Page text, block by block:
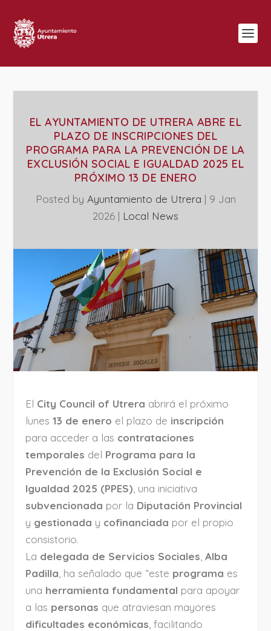
EL AYUNTAMIENTO DE UTRERA ABRE EL
PLAZO DE INSCRIPCIONES DEL
PROGRAMA PARA LA PREVENCIÓN DE LA
EXCLUSIÓN SOCIAL E IGUALDAD 2025 EL
PRÓXIMO 13 DE ENERO
Posted by Ayuntamiento de Utrera | 9 Jan
2026 | Local News
El City Council of Utrera abrirá el próximo
lunes13 de enero el plazo de inscripción
para acceder a las contrataciones
temporales del Programa para la
Prevención de la Exclusión Social e
Igualdad 2025 (PPES) , una iniciativa
subvencionada por la Diputación Provincial
y gestionada y cofinanciada por el propio
consistorio.
La delegada de Servicios Sociales ,Alba
Padilla , ha señalado que “este programa es
una herramienta fundamental para apoyar
a las personas que atraviesan mayores
dificultades económicas , facilitando